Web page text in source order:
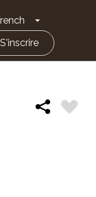
Toggle
S'inscrire